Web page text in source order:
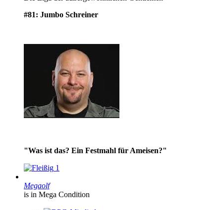
#81: Jumbo Schreiner
"Was ist das? Ein Festmahl für Ameisen?"
1
Megaolf
is in Mega Condition